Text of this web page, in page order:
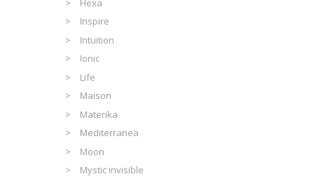
Hexa
Inspire
Intuition
Ionic
Life
Maison
Materika
Mediterranea
Moon
Mystic invisible